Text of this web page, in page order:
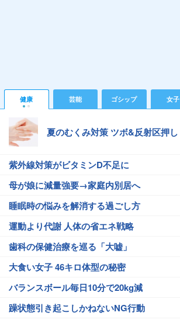
健康 芸能 ゴシップ 女子
夏のむくみ対策 ツボ&反射区押し
紫外線対策がビタミンD不足に
母が娘に減量強要→家庭内別居へ
睡眠時の悩みを解消する過ごし方
運動より代謝 人体の省エネ戦略
歯科の保健治療を巡る「大嘘」
大食い女子 46キロ体型の秘密
バランスボール毎日10分で20kg減
躁状態引き起こしかねないNG行動